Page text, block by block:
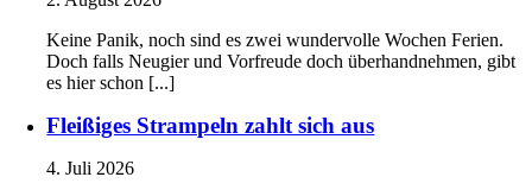
Keine Panik, noch sind es zwei wundervolle Wochen Ferien.
Doch falls Neugier und Vorfreude doch überhandnehmen, gibt
es hier schon [...]
Fleißiges Strampeln zahlt sich aus
4. Juli 2026